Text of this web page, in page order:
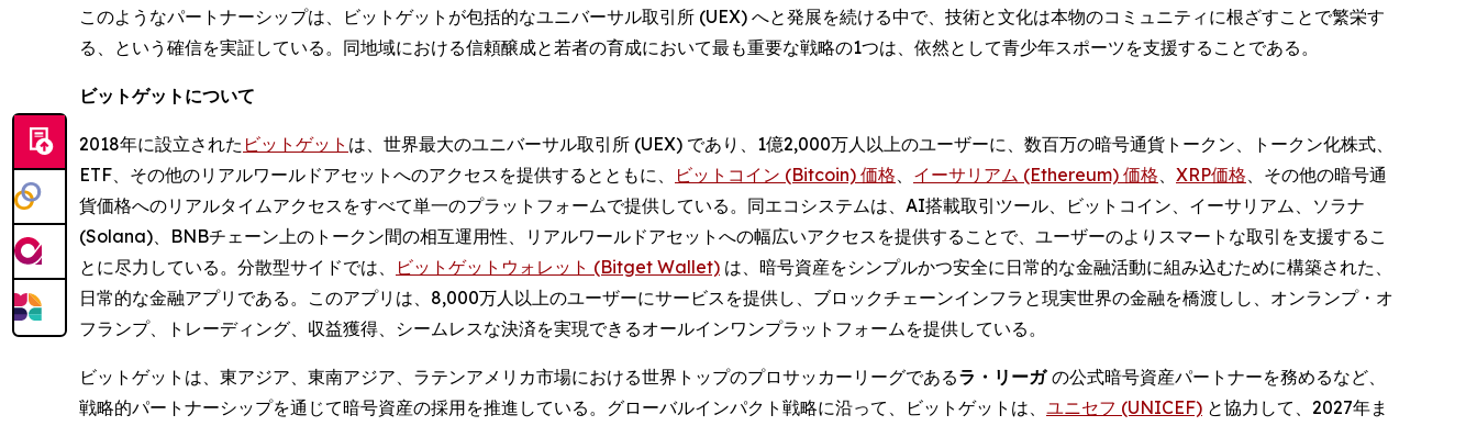
このようなパートナーシップは、ビットゲットが包括的なユニバーサル取引所 (UEX) へと発展を続ける中で、技術と文化は本物のコミュニティに根ざすことで繁栄す
る、という確信を実証している。同地域における信頼醸成と若者の育成において最も重要な戦略の1つは、依然として青少年スポーツを支援することである。
ビットゲットについて
2018年に設立された ビットゲット は、世界最大のユニバーサル取引所 (UEX) であり、1億2,000万人以上のユーザーに、数百万の暗号通貨トークン、トークン化株式、
ETF、その他のリアルワールドアセットへのアクセスを提供するとともに、
ビットコイン (Bitcoin) 価格、 イーサリアム (Ethereum) 価格、 XRP価格、その他の暗号通
貨価格へのリアルタイムアクセスをすべて単一のプラットフォームで提供している。同エコシステムは、AI搭載取引ツール、ビットコイン、イーサリアム、ソラナ
(Solana)、BNBチェーン上のトークン間の相互運用性、リアルワールドアセットへの幅広いアクセスを提供することで、ユーザーのよりスマートな取引を支援するこ
とに尽力している。分散型サイドでは、
ビットゲットウォレット (Bitget Wallet) は、暗号資産をシンプルかつ安全に日常的な金融活動に組み込むために構築された、
日常的な金融アプリである。このアプリは、8,000万人以上のユーザーにサービスを提供し、ブロックチェーンインフラと現実世界の金融を橋渡しし、オンランプ・オ
フランプ、トレーディング、収益獲得、シームレスな決済を実現できるオールインワンプラットフォームを提供している。
ビットゲットは、東アジア、東南アジア、ラテンアメリカ市場における世界トップのプロサッカーリーグであるラ・リーガ の公式暗号資産パートナーを務めるなど、
戦略的パートナーシップを通じて暗号資産の採用を推進している。グローバルインパクト戦略に沿って、ビットゲットは、 ユニセフ (UNICEF) と協力して、2027年ま